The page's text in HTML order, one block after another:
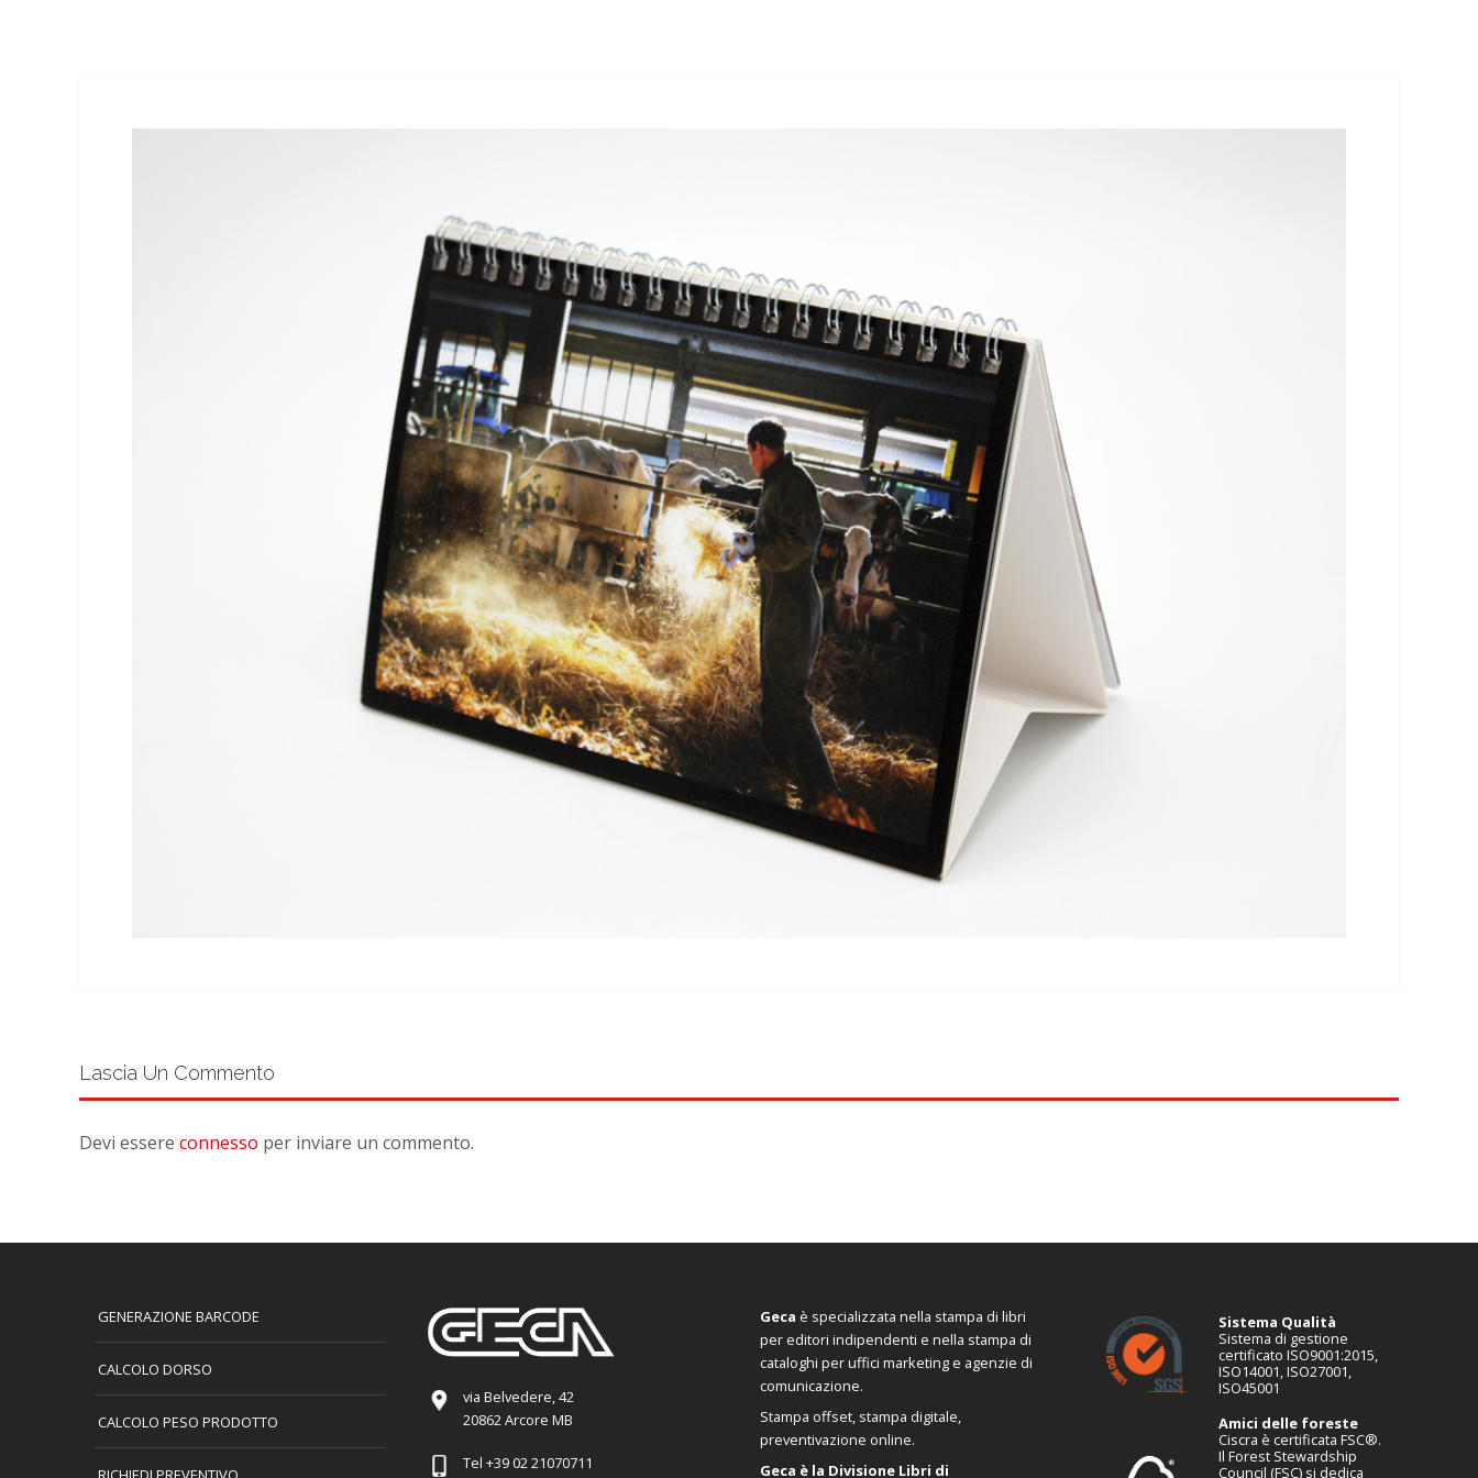
Lascia Un Commento
Devi essere connesso per inviare un commento.
GENERAZIONE BARCODE
CALCOLO DORSO
CALCOLO PESO PRODOTTO
via Belvedere, 42
20862 Arcore MB
Tel +39 02 21070711
Geca è specializzata nella stampa di libri
per editori indipendenti e nella stampa di
cataloghi per uffici marketing e agenzie di
comunicazione.
Stampa offset, stampa digitale,
preventivazione online.
Geca è la Divisione Libri di
Sistema Qualità
Sistema di gestione
certificato ISO9001:2015,
ISO14001, ISO27001,
ISO45001
Amici delle foreste
Ciscra è certificata FSC®.
Il Forest Stewardship
Council (FSC) si dedica